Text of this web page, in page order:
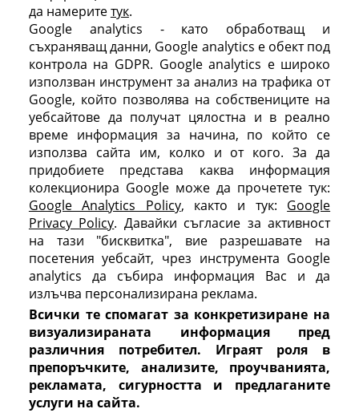
да намеритетук.
Google analytics - като обработващ и
съхраняващ данни, Google analytics е обект под
контрола на GDPR. Google analytics е широко
използван инструмент за анализ на трафика от
Google, който позволява на собствениците на
уебсайтове да получат цялостна и в реално
време информация за начина, по който се
използва сайта им, колко и от кого. За да
придобиете представа каква информация
колекционира Google може да прочетете тук:
Google Analytics Policy, както и тук: Google
Privacy Policy. Давайки съгласие за активност
на тази "бисквитка", вие разрешавате на
посетения уебсайт, чрез инструмента Google
analytics да събира информация Вас и да
излъчва персонализирана реклама.
Всички те спомагат за конкретизиране на
визуализираната информация пред
различния потребител. Играят роля в
препоръчките, анализите, проучванията,
рекламата, сигурността и предлаганите
услуги на сайта.